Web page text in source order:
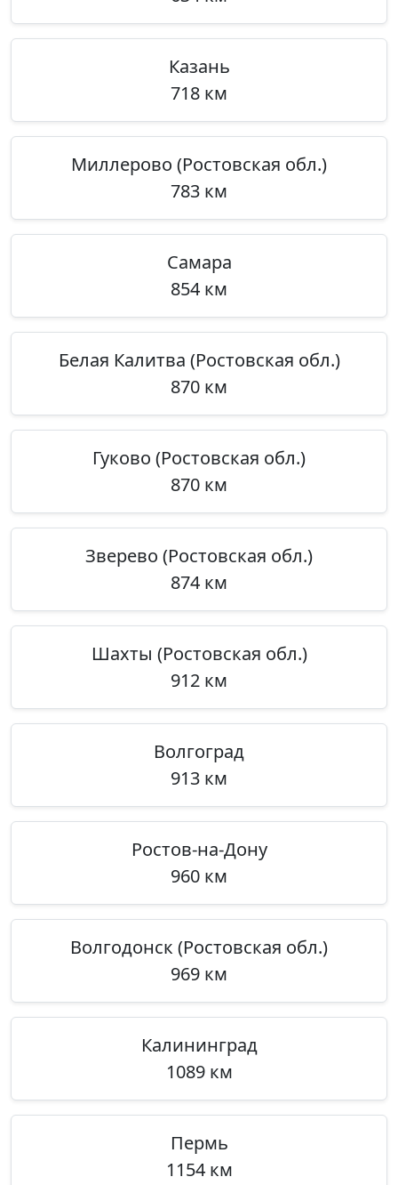
Казань
718 км
Миллерово (Ростовская обл.)
783 км
Самара
854 км
Белая Калитва (Ростовская обл.)
870 км
Гуково (Ростовская обл.)
870 км
Зверево (Ростовская обл.)
874 км
Шахты (Ростовская обл.)
912 км
Волгоград
913 км
Ростов-на-Дону
960 км
Волгодонск (Ростовская обл.)
969 км
Калининград
1089 км
Пермь
1154 км